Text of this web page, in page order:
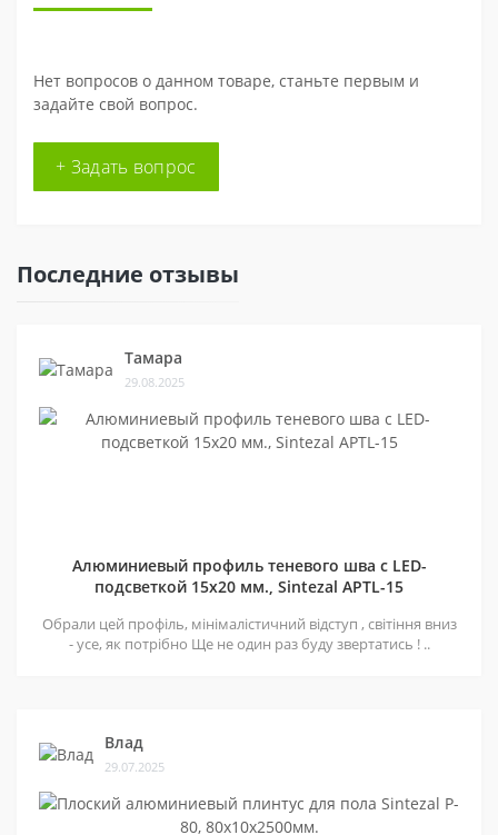
Нет вопросов о данном товаре, станьте первым и
задайте свой вопрос.
+ Задать вопрос
Последние отзывы
Тамара
29.08.2025
Алюминиевый профиль теневого шва c LED-
подсветкой 15х20 мм., Sintezal APTL-15
Обрали цей профіль, мінімалістичний відступ , світіння вниз
- усе, як потрібно Ще не один раз буду звертатись ! ..
Влад
29.07.2025